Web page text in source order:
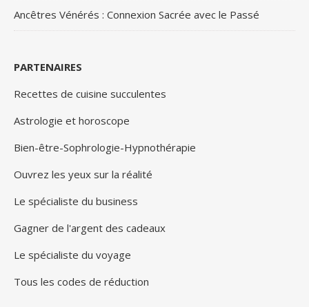
Ancêtres Vénérés : Connexion Sacrée avec le Passé
PARTENAIRES
Recettes de cuisine succulentes
Astrologie et horoscope
Bien-être-Sophrologie-Hypnothérapie
Ouvrez les yeux sur la réalité
Le spécialiste du business
Gagner de l'argent des cadeaux
Le spécialiste du voyage
Tous les codes de réduction